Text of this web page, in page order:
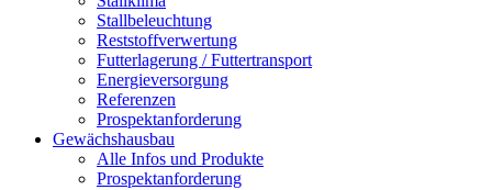
Stallbeleuchtung
Reststoffverwertung
Futterlagerung / Futtertransport
Energieversorgung
Referenzen
Prospektanforderung
Gewächshausbau
Alle Infos und Produkte
Prospektanforderung